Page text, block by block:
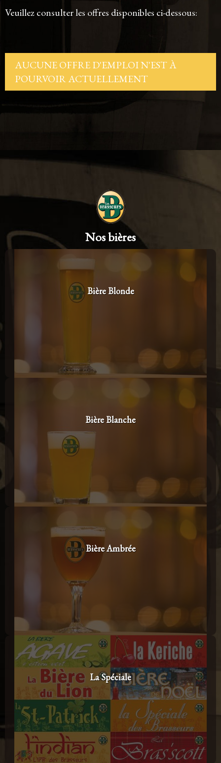
Veuillez consulter les offres disponibles ci-dessous:
AUCUNE OFFRE D'EMPLOI N'EST À
POURVOIR ACTUELLEMENT
Nos bières
Bière Blonde
Bière Blanche
Bière Ambrée
La Spéciale